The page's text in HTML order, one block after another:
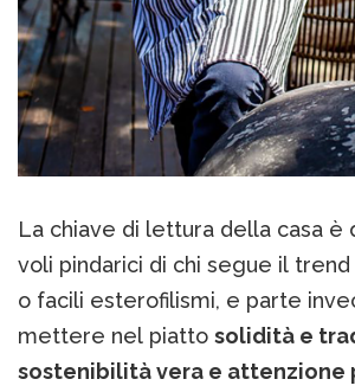
La chiave di lettura della casa è
voli pindarici di chi segue il
o facili esterofilismi, e parte
mettere nel piatto solidità e
sostenibilità vera e attenzione